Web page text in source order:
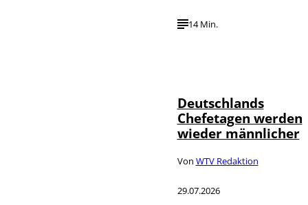
14 Min.
Deutschlands
Chefetagen werden
wieder männlicher
Von WTV Redaktion
29.07.2026